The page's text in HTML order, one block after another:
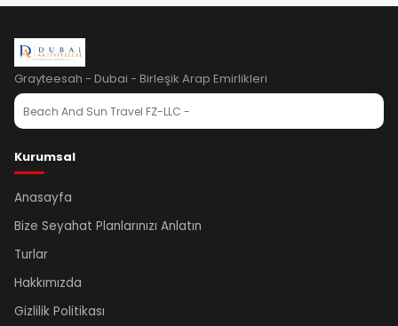
liderinizin belirleyeceği saatte havalimanına doğru yolculuk başlıyor.
Bilet ve gümrük işlemlerinden sonra FLYDUBAİ Hava Yolları FZ 755
saat 20:50 ile İstanbul’a uçuşumuz başlıyor. 00:50’de İstanbul’a
varıyoruz.
Yeterli çoğunluk sağlanamadığı takdirde ekstra turlar yapılamayabilir
ya da fiyat değişikliği olabilir
Ethiad Arena Oturma Planı:
düzenindedir.
Grayteesah - Dubai - Birleşik Arap Emirlikleri
Beach And Sun Travel FZ-LLC -
Kurumsal
Anasayfa
Bize Seyahat Planlarınızı Anlatın
Turlar
Hakkımızda
Gizlilik Politikası